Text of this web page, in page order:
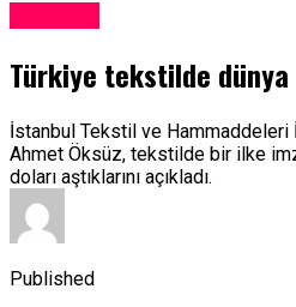
Türkiye tekstilde
İstanbul Tekstil ve Hammaddeleri
Ahmet Öksüz, tekstilde bir ilke
doları aştıklarını açıkladı.
Published